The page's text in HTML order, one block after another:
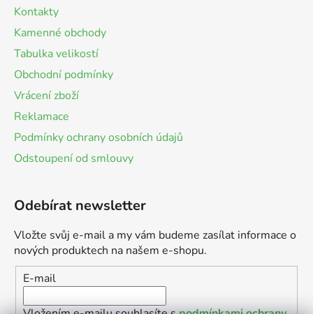
Kontakty
Kamenné obchody
Tabulka velikostí
Obchodní podmínky
Vrácení zboží
Reklamace
Podmínky ochrany osobních údajů
Odstoupení od smlouvy
Odebírat newsletter
Vložte svůj e-mail a my vám budeme zasílat informace o
nových produktech na našem e-shopu.
E-mail